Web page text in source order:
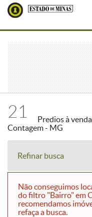
21
Predios à
Contagem - MG
Refinar busca
Não conseguimos
do filtro "Bairro" em
recomendamos
refaça a busca.